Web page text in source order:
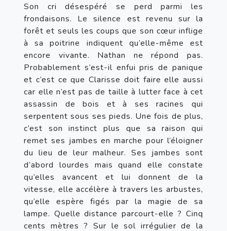
Son cri désespéré se perd parmi les
frondaisons. Le silence est revenu sur la
forêt et seuls les coups que son cœur inflige
à sa poitrine indiquent qu’elle-même est
encore vivante. Nathan ne répond pas.
Probablement s’est-il enfui pris de panique
et c’est ce que Clarisse doit faire elle aussi
car elle n’est pas de taille à lutter face à cet
assassin de bois et à ses racines qui
serpentent sous ses pieds. Une fois de plus,
c’est son instinct plus que sa raison qui
remet ses jambes en marche pour l’éloigner
du lieu de leur malheur. Ses jambes sont
d’abord lourdes mais quand elle constate
qu’elles avancent et lui donnent de la
vitesse, elle accélère à travers les arbustes,
qu’elle espère figés par la magie de sa
lampe. Quelle distance parcourt-elle ? Cinq
cents mètres ? Sur le sol irrégulier de la